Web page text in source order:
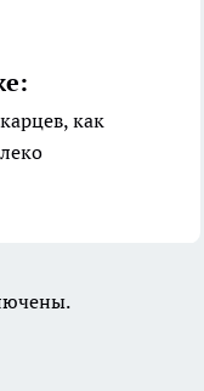
как